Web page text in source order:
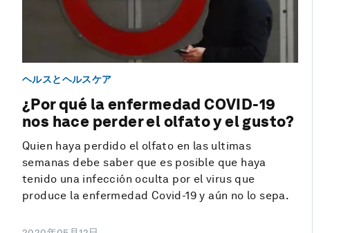
ヘルスとヘルスケア
¿Por qué la enfermedad COVID-19
nos hace perder el olfato y el gusto?
Quien haya perdido el olfato en las ultimas
semanas debe saber que es posible que haya
tenido una infección oculta por el virus que
produce la enfermedad Covid-19 y aún no lo sepa.